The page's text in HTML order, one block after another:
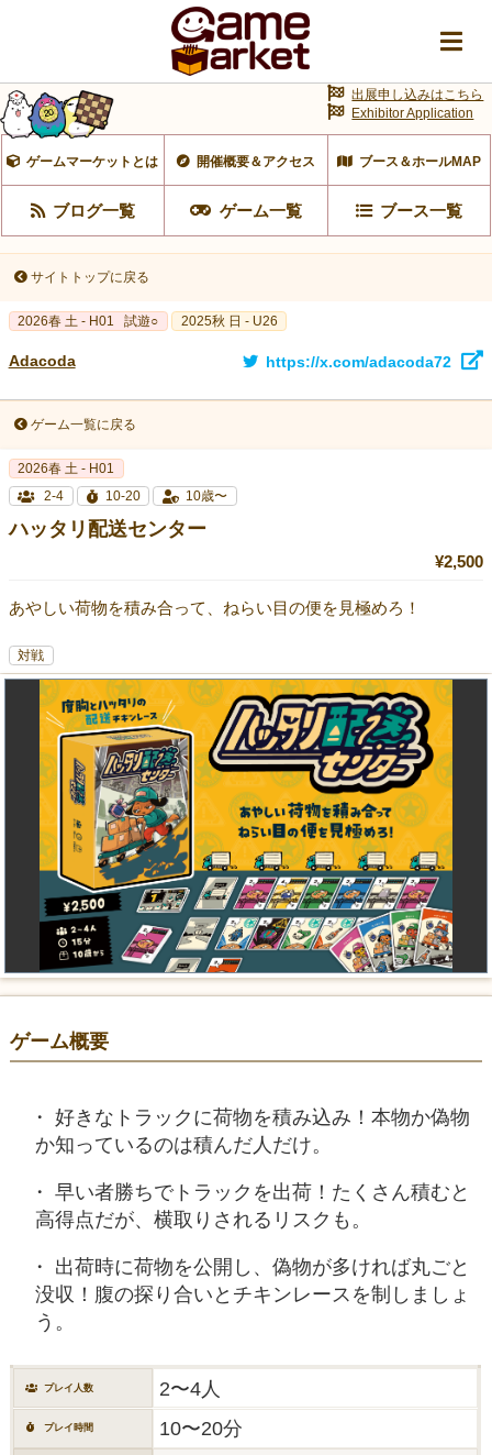
ゲームマーケットとは 開催概要＆アクセス ブース＆ホールMAP
ブログ一覧 ゲーム一覧 ブース一覧
出展申し込みはこちら
Exhibitor Application
サイトトップに戻る
2026春 土 - H01 試遊○ 2025秋 日 - U26
Adacoda https://x.com/adacoda72
ゲーム一覧に戻る
2026春 土 - H01
2-4
10-20 10歳〜
ハッタリ配送センター
¥2,500
あやしい荷物を積み合って、ねらい目の便を見極めろ！
対戦
ゲーム概要
好きなトラックに荷物を積み込み！本物か偽物
か知っているのは積んだ人だけ。
早い者勝ちでトラックを出荷！たくさん積むと
高得点だが、横取りされるリスクも。
出荷時に荷物を公開し、偽物が多ければ丸ごと
没収！腹の探り合いとチキンレースを制しましょ
う。
プレイ人数 2〜4人
プレイ時間 10〜20分